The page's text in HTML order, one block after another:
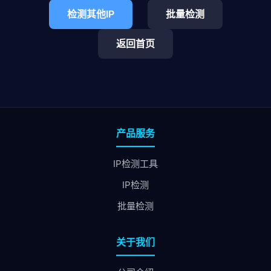
检测其他IP 批量检测
返回首页
产品服务
IP检测工具
IP检测
批量检测
关于我们